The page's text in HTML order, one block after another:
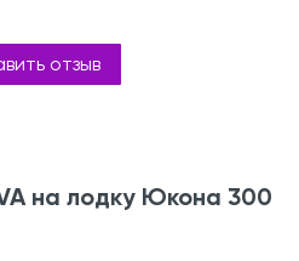
отзыв
на лодку Юкона 300